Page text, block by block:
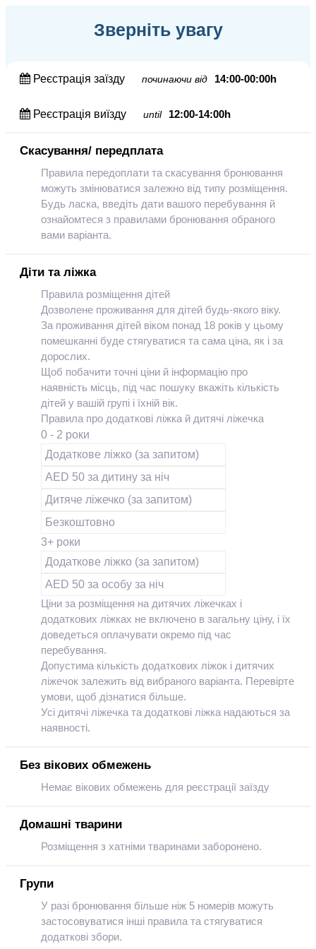
Зверніть увагу
Реєстрація заїзду починаючи від 14:00-00:00h
Реєстрація виїзду until 12:00-14:00h
Скасування/ передплата
Правила передоплати та скасування бронювання
можуть змінюватися залежно від типу розміщення.
Будь ласка, введіть дати вашого перебування й
ознайомтеся з правилами бронювання обраного
вами варіанта.
Діти та ліжка
Правила розміщення дітей
Дозволене проживання для дітей будь-якого віку.
За проживання дітей віком понад 18 років у цьому
помешканні буде стягуватися та сама ціна, як і за
дорослих.
Щоб побачити точні ціни й інформацію про
наявність місць, під час пошуку вкажіть кількість
дітей у вашій групі і їхній вік.
Правила про додаткові ліжка й дитячі ліжечка
0 - 2 роки
Додаткове ліжко (за запитом)
AED 50 за дитину за ніч
Дитяче ліжечко (за запитом)
Безкоштовно
3+ роки
Додаткове ліжко (за запитом)
AED 50 за особу за ніч
Ціни за розміщення на дитячих ліжечках і
додаткових ліжках не включено в загальну ціну, і їх
доведеться оплачувати окремо під час
перебування.
Допустима кількість додаткових ліжок і дитячих
ліжечок залежить від вибраного варіанта. Перевірте
умови, щоб дізнатися більше.
Усі дитячі ліжечка та додаткові ліжка надаються за
наявності.
Без вікових обмежень
Немає вікових обмежень для реєстрації заїзду
Домашні тварини
Розміщення з хатніми тваринами заборонено.
Групи
У разі бронювання більше ніж 5 номерів можуть
застосовуватися інші правила та стягуватися
додаткові збори.